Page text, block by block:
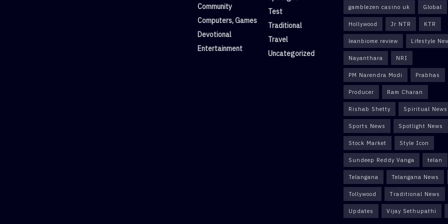
Community
Computers, Games
Devotional
Entertainment
Test
Traditional
Travel
Uncategorized
gamblezen casino uk Global
Hollywood Jr NTR KTR
leanbiome review Lifestyle
Nayanthara NRI
PM Narendra Modi Prabhas
Producer Ram Charan
Rishab Shetty Spiritual News
Sports News Spotlight News
Stock Market Style Icon
Sundeep Reddy Vanga telan
Telangana Telangana News
Tollywood Traditional News
Updates Vijay Sethupathi